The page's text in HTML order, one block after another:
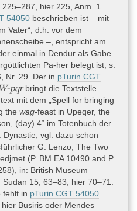
hier 225, Anm. 1.
54050 beschrieben ist – mit
Vater“, d.h. vor dem
–, entspricht am
einmal in Dendur als Gabe
Pa-her belegt ist, s.
Nr. 29. Der in pTurin CGT
W-pqrbringt die Textstelle
mit dem „Spell for bringing
the wag-feast in Upeqer, the
(day) 4“ im Totenbuch der
vgl. dazu schon
G. Lenzo, The Two
(P. BM EA 10490 and P.
in: British Museum
15, 63–83, hier 70–71.
fehlt in pTurin CGT 54050
Busiris oder Mendes